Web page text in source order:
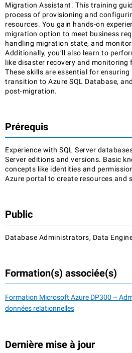
Migration Assistant. This training
process of provisioning and
resources. You gain hands-on
migration option to meet business
handling migration state, and
Additionally, you’ll also learn to
like disaster recovery and monitoring
These skills are essential for
transition to Azure SQL Database,
post-migration.
Prérequis
Experience with SQL Server
Server editions and versions. Basic
concepts like identities and
Azure portal to create resources and
Public
Database Administrators, Data
Formation(s) associée(s)
Formation Microsoft Azure DP300 –
données relationnelles
Dernière mise à jour